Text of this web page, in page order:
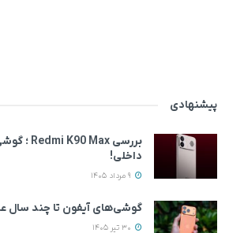
پیشنهادی
داخلی!
گوشی‌های آیفون تا چند سال